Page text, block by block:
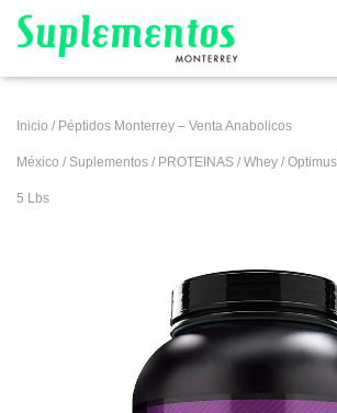
Inicio / Péptidos Monterrey – Venta Anabolicos
México / Suplementos / PROTEINAS / Whey /
5 Lbs